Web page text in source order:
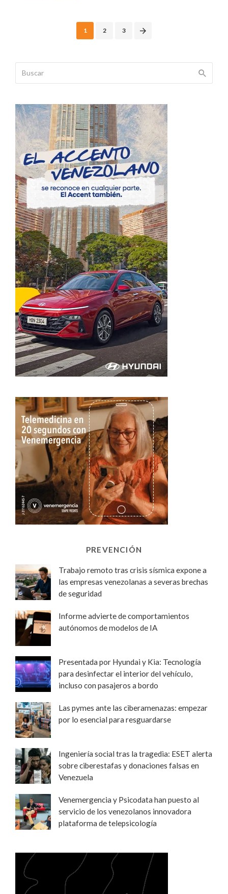
1 2 3
PREVENCIÓN
Trabajo remoto tras crisis sísmica expone a
las empresas venezolanas a severas brechas
de seguridad
Informe advierte de comportamientos
autónomos de modelos de IA
Presentada por Hyundai y Kia: Tecnología
para desinfectar el interior del vehículo,
incluso con pasajeros a bordo
Las pymes ante las ciberamenazas: empezar
por lo esencial para resguardarse
Ingeniería social tras la tragedia: ESET alerta
sobre ciberestafas y donaciones falsas en
Venezuela
Venemergencia y Psicodata han puesto al
servicio de los venezolanos innovadora
plataforma de telepsicología